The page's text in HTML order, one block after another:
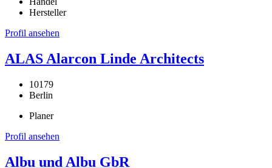
Hersteller
Profil ansehen
ALAS Alarcon Linde Architects
10179
Berlin
Planer
Profil ansehen
Albu und Albu GbR